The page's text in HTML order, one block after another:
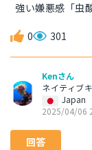
強い嫌悪感「虫
0 301
Kenさん
ネイティブ
Japan
2025/04/06
回答